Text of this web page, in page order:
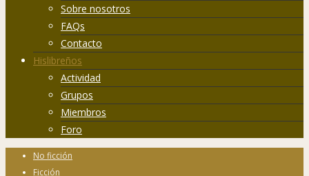
Sobre nosotros
FAQs
Contacto
Hislibreños
Actividad
Grupos
Miembros
Foro
No ficción
Ficción